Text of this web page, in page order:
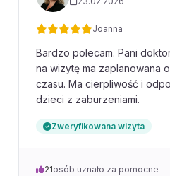
Joanna
Bardzo polecam. Pani
na wizytę ma zaplanowana
czasu. Ma cierpliwość i
dzieci z zaburzeniami.
Zweryfikowana wizyta
21osób uznało za pomocne